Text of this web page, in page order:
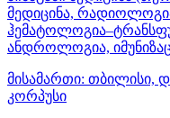
მედიცინა,
ანდროლოგია,
მისამართი: თბილისი,
კორპუსი